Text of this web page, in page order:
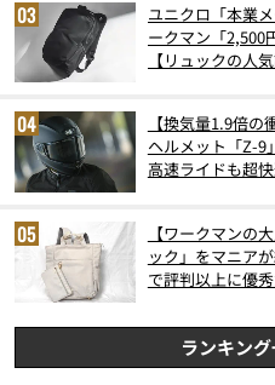
ユニクロ「本業
ークマン「
【リュックの人
【換気量1.9倍
ヘルメット「Z-9
高速ライドも超
【ワークマンの
ック」をマニア
で評判以上に優
ランキン